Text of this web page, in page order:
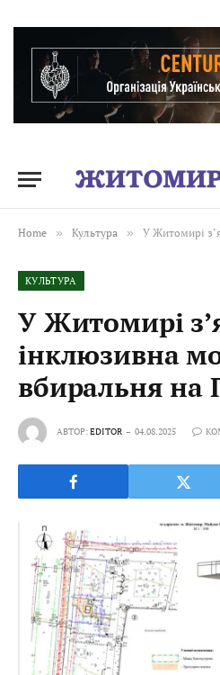
Home » Культура » У Житомирі з’явиться
КУЛЬТУРА
У Житомирі
інклюзивна
вбиральня на
АВТОР:EDITOR 04.08.2025